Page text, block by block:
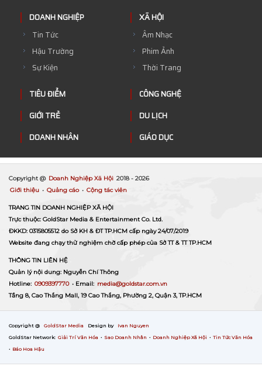
DOANH NGHIỆP
Tin Tức
Hậu Trường
Sự Kiện
XÃ HỘI
Âm Nhạc
Phim Ảnh
Thời Trang
TIÊU ĐIỂM
GIỚI TRẺ
DOANH NHÂN
CÔNG NGHỆ
DU LỊCH
GIÁO DỤC
Copyright @ Doanh Nghiệp Xã Hội 2018 - 2026
Giới thiệu • Quảng cáo • Cộng tác viên
TRANG TIN DOANH NGHIỆP XÃ HỘI
Trực thuộc: GoldStar Media & Entertainment Co. Ltd.
ĐKKD: 0315805512 do Sở KH & ĐT TP.HCM cấp ngày 24/07/2019
Website đang chạy thử nghiệm chờ cấp phép của Sở TT & TT TP.HCM
THÔNG TIN LIÊN HỆ
Quản lý nội dung: Nguyễn Chí Thông
Hotline: 0909397770 • Email: media@goldstar.com.vn
Tầng 8, Cao Thắng Mall, 19 Cao Thắng, Phường 2, Quận 3, TP.HCM
Copyright @ GoldStar Media Design by
Ivan Nguyen
GoldStar Network: Giải Trí Văn Hóa • Sao Doanh Nhân • Doanh Nghiệp Xã Hội • Tin Tức Văn Hóa
• Báo Hoa Hậu